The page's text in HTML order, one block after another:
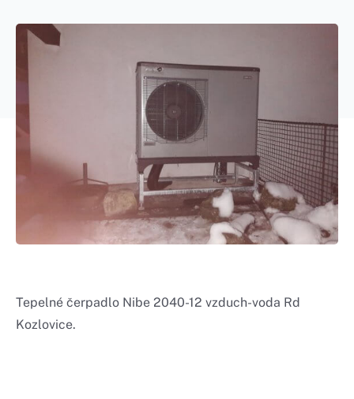
Tepelné čerpadlo Nibe 2040-12 vzduch-voda Rd
Kozlovice.